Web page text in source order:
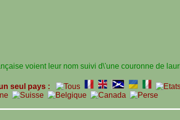
voient leur nom suivi d\'une couronne de
seul pays :